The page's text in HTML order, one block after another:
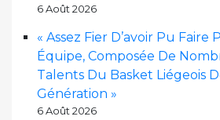
6 Août 2026
« Assez Fier D’avoir Pu Faire
Équipe, Composée De
Talents Du Basket Liégeois
Génération »
6 Août 2026